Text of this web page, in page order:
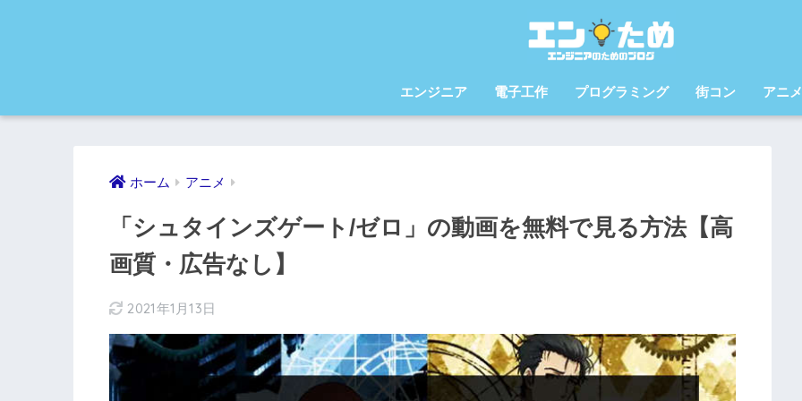
エンジニア 電子工作 プログラミング 街コン アニメ
ホーム アニメ
「シュタインズゲート/ゼロ」の動画を無料で見る方法【高
画質・広告なし】
2021年1月13日